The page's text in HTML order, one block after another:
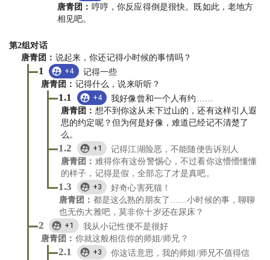
唐青团 ： 哼哼，你反应得倒是很快。既如此，老地方
相见吧。
第2组对话
唐青团 ： 说起来，你还记得小时候的事情吗？
1 +4
记得一些
唐青团 ： 记得什么，说来听听？
1.1 +4
我好像曾和一个人有约……
唐青团 ： 想不到你这从未下过山的，还有这样引人遐
思的约定呢？但为何是好像，难道已经记不清楚了
么。
1.2 +1
记得江湖险恶，不能随便告诉别人
唐青团 ： 难得你有这份警惕心，不过看你这懵懵懂懂
的样子，记得是假，全部忘了才是真吧。
1.3 +3
好奇心害死猫！
唐青团 ： 都是这么熟的朋友了……小时候的事，聊聊
也无伤大雅吧，莫非你十岁还在尿床？
2 +1
我从小记性便不是很好
唐青团 ： 你就这般相信你的师姐/师兄？
2.1 +3
你这话意思，我的师姐/师兄不值得信